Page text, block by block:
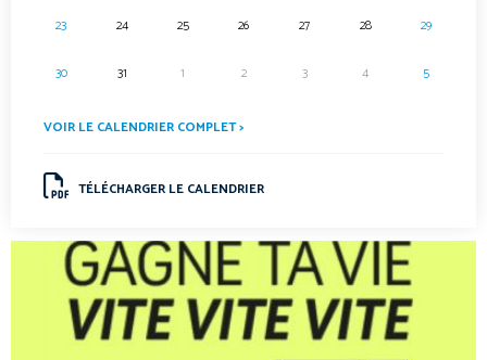
23 24 25 26 27 28 29
30 31 1 2 3 4 5
VOIR LE CALENDRIER COMPLET >
TÉLÉCHARGER LE CALENDRIER